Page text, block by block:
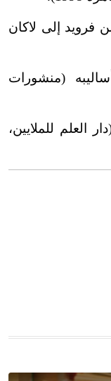
فرويد إلى لاكان
(منشورات
العلم للملايين،